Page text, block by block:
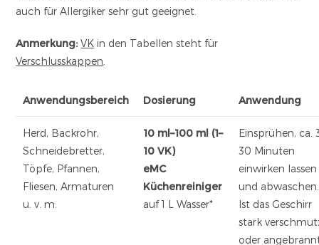
auch für Allergiker sehr gut geeignet.
Anmerkung: VK in den Tabellen steht für
Verschlusskappen
Anwendungsbereich Dosierung Anwendung
Herd, Backrohr,
Schneidebretter,
Töpfe, Pfannen,
Fliesen, Armaturen
u. v. m.
10 ml–100 ml (1–
10 VK)
eMC
Küchenreiniger
auf 1 L Wasser*
Einsprühen, ca.
30 Minuten
einwirken lassen
und abwaschen.
Ist das Geschirr
stark
oder